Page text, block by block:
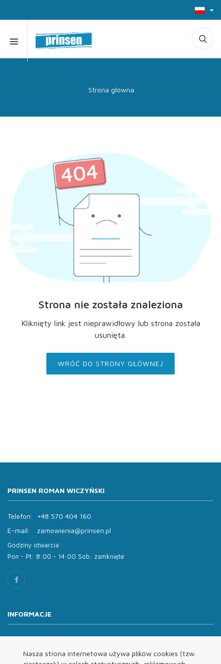
Nasza strona internetowa używa plików cookies (tzw.
Strona główna
Strona nie została znaleziona
Kliknięty link jest nieprawidłowy lub strona została
usunięta.
WRÓĆ DO STRONY GŁÓWNEJ
PRINSEN ROMAN WICZYŃSKI
Telefon:
+48 570 404 160
E-mail:
zamowienia@prinsen.pl
Godziny otwarcia:
Pon - Pt: 8:00 - 14:00 Sob: zamknięte
INFORMACJE
Oferta